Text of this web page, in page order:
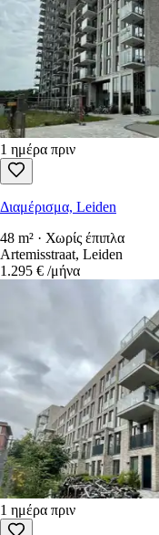
1 ημέρα πριν
Διαμέρισμα, Leiden
48 m² · Χωρίς έπιπλα
Artemisstraat, Leiden
1.295 € /μήνα
1 ημέρα πριν